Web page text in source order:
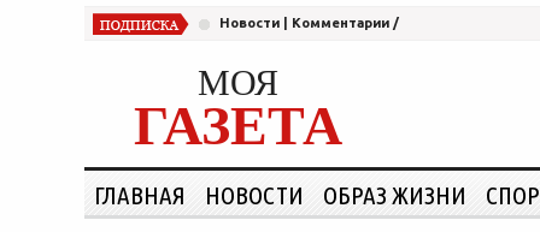
Новости Комментарии /
МОЯ
ГАЗЕТА
ГЛАВНАЯ НОВОСТИ ОБРАЗ ЖИЗНИ